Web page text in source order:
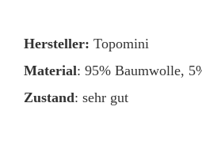
Hersteller: Topomini
Material: 95% Baumwolle,
Zustand: sehr gut